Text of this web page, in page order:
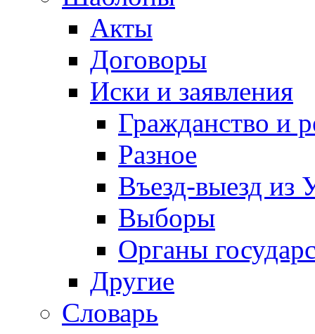
Акты
Договоры
Иски и заявления
Гражданство и
Разное
Въезд-выезд из
Выборы
Органы
Другие
Словарь